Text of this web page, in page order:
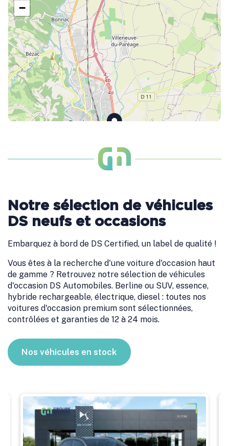
−
Leaflet |©OpenStreetMapcontributors
Notre sélection de véhicules
DS neufs et occasions
Embarquez à bord de DS Certified, un label de qualité !
Vous êtes à la recherche d'une voiture d'occasion haut
de gamme ? Retrouvez notre sélection de véhicules
d'occasion DS Automobiles. Berline ou SUV, essence,
hybride rechargeable, électrique, diesel : toutes nos
voitures d'occasion premium sont sélectionnées,
contrôlées et garanties de 12 à 24 mois.
Nos véhicules en stock